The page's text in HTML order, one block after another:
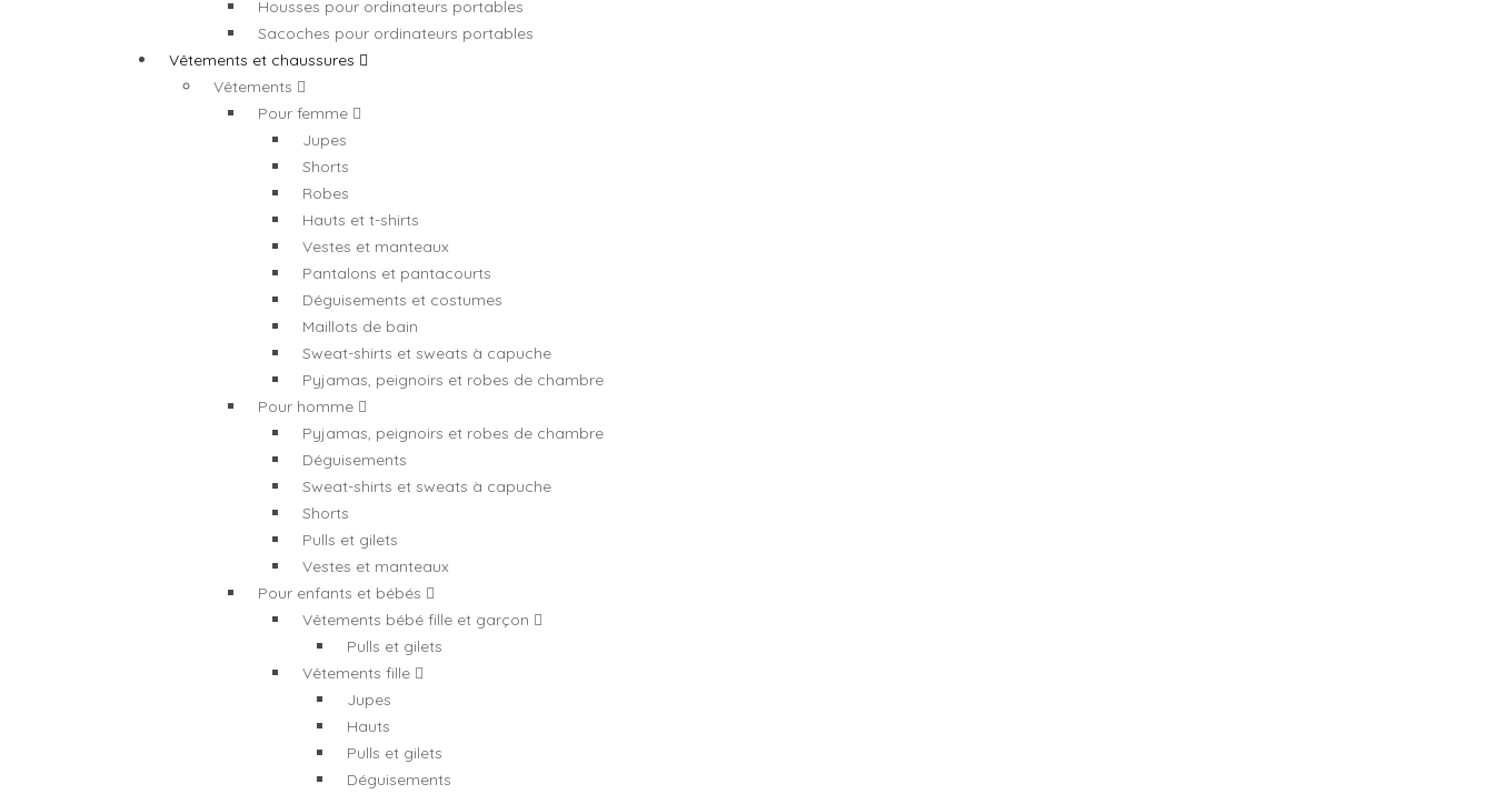
Housses pour ordinateurs portables
Sacoches pour ordinateurs portables
Vêtements et chaussures
Vêtements
Pour femme
Jupes
Shorts
Robes
Hauts et t-shirts
Vestes et manteaux
Pantalons et pantacourts
Déguisements et costumes
Maillots de bain
Sweat-shirts et sweats à capuche
Pyjamas, peignoirs et robes de chambre
Pour homme
Pyjamas, peignoirs et robes de chambre
Déguisements
Sweat-shirts et sweats à capuche
Shorts
Pulls et gilets
Vestes et manteaux
Pour enfants et bébés
Vêtements bébé fille et garçon
Pulls et gilets
Vêtements fille
Jupes
Hauts
Pulls et gilets
Déguisements